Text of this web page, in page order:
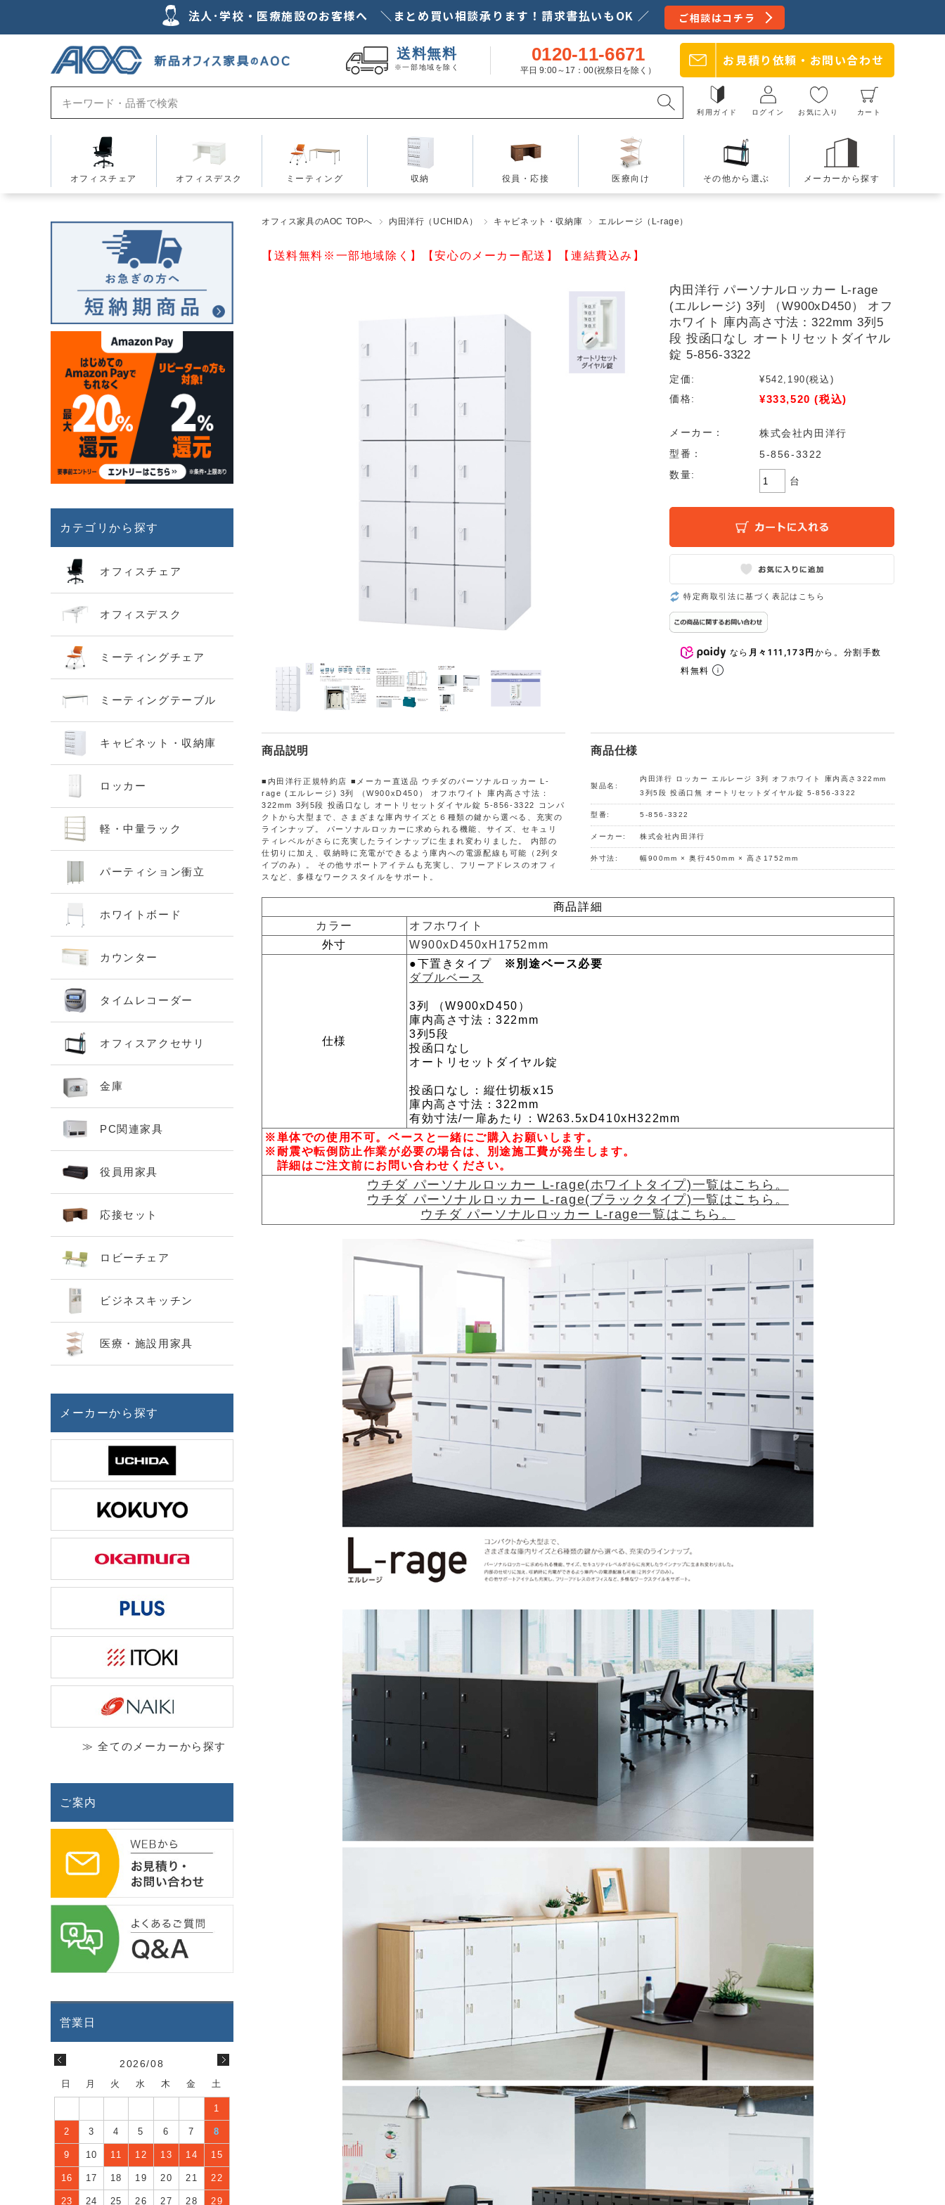
法人･学校・医療施設のお客様へ ＼まとめ買い相談承ります！請求書払いもOK ／ ご相談はコチラ
送料無料
※一部地域を除く
0120-11-6671
平日 9:00～17：00(祝祭日を除く）
お見積り依頼・ お問い合わせ
利用ガイド ログイン お気に入り カート
オフィスチェア オフィスデスク ミーティング 収納 役員・応接 医療向け その他から選ぶ メーカーから探す
オフィス家具のAOC TOPへ 内田洋行（UCHIDA） キャビネット・収納庫 エルレージ（L-rage）
【送料無料※一部地域除く】【安心のメーカー配送】【連結費込み】
内田洋行 パーソナルロッカー L-rage
(エルレージ) 3列 （W900xD450） オフ
ホワイト 庫内高さ寸法：322mm 3列5
段 投函口なし オートリセットダイヤル
錠 5-856-3322
定価: ¥542,190(税込)
価格:
¥333,520 (税込)
メーカー：
株式会社内田洋行
型番：
5-856-3322
数量:
台
特定商取引法に基づく表記はこちら
なら 月々111,173円から。分割手数
料無料
商品説明
■内田洋行正規特約店 ■メーカー直送品 ウチダのパーソナルロッカー L-
rage (エルレージ) 3列 （W900xD450） オフホワイト 庫内高さ寸法：
322mm 3列5段 投函口なし オートリセットダイヤル錠 5-856-3322 コンパ
クトから大型まで、さまざまな庫内サイズと６種類の鍵から選べる、充実の
ラインナップ。 パーソナルロッカーに求められる機能、サイズ、セキュリ
ティレベルがさらに充実したラインナップに生まれ変わりました。 内部の
仕切りに加え、収納時に充電ができるよう庫内への電源配線も可能（2列タ
イプのみ）。 その他サポートアイテムも充実し、フリーアドレスのオフィ
スなど、多様なワークスタイルをサポート。
商品仕様
製品名:
内田洋行 ロッカー エルレージ 3列 オフホワイト 庫内高さ322mm
3列5段 投函口無 オートリセットダイヤル錠 5-856-3322
型番: 5-856-3322
メーカー: 株式会社内田洋行
外寸法: 幅900mm × 奥行450mm × 高さ1752mm
商品詳細
カラー
オフホワイト
外寸
W900xD450xH1752mm
仕様
●下置きタイプ
※別途ベース必要
ダブルベース
3列 （W900xD450）
庫内高さ寸法：322mm
3列5段
投函口なし
オートリセットダイヤル錠
投函口なし：縦仕切板x15
庫内高さ寸法：322mm
有効寸法/一扉あたり：W263.5xD410xH322mm
※単体での使用不可。ベースと一緒にご購入お願いします。
※耐震や転倒防止作業が必要の場合は、別途施工費が発生します。
詳細はご注文前にお問い合わせください。
ウチダ パーソナルロッカー L-rage(ホワイトタイプ)一覧はこちら。
ウチダ パーソナルロッカー L-rage(ブラックタイプ)一覧はこちら。
ウチダ パーソナルロッカー L-rage一覧はこちら。
カテゴリから探す
オフィスチェア
オフィスデスク
ミーティングチェア
ミーティングテーブル
キャビネット・収納庫
ロッカー
軽・中量ラック
パーティション衝立
ホワイトボード
カウンター
タイムレコーダー
オフィスアクセサリ
金庫
PC関連家具
役員用家具
応接セット
ロビーチェア
ビジネスキッチン
医療・施設用家具
メーカーから探す
≫ 全てのメーカーから探す
ご案内
2026/08
日 月 火 水 木 金 土
1
2 3 4 5 6 7 8
9 10 11 12 13 14 15
16 17 18 19 20 21 22
23 24 25 26 27 28 29